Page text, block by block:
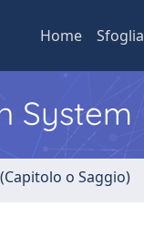
Home Sfoglia
System
o Saggio)